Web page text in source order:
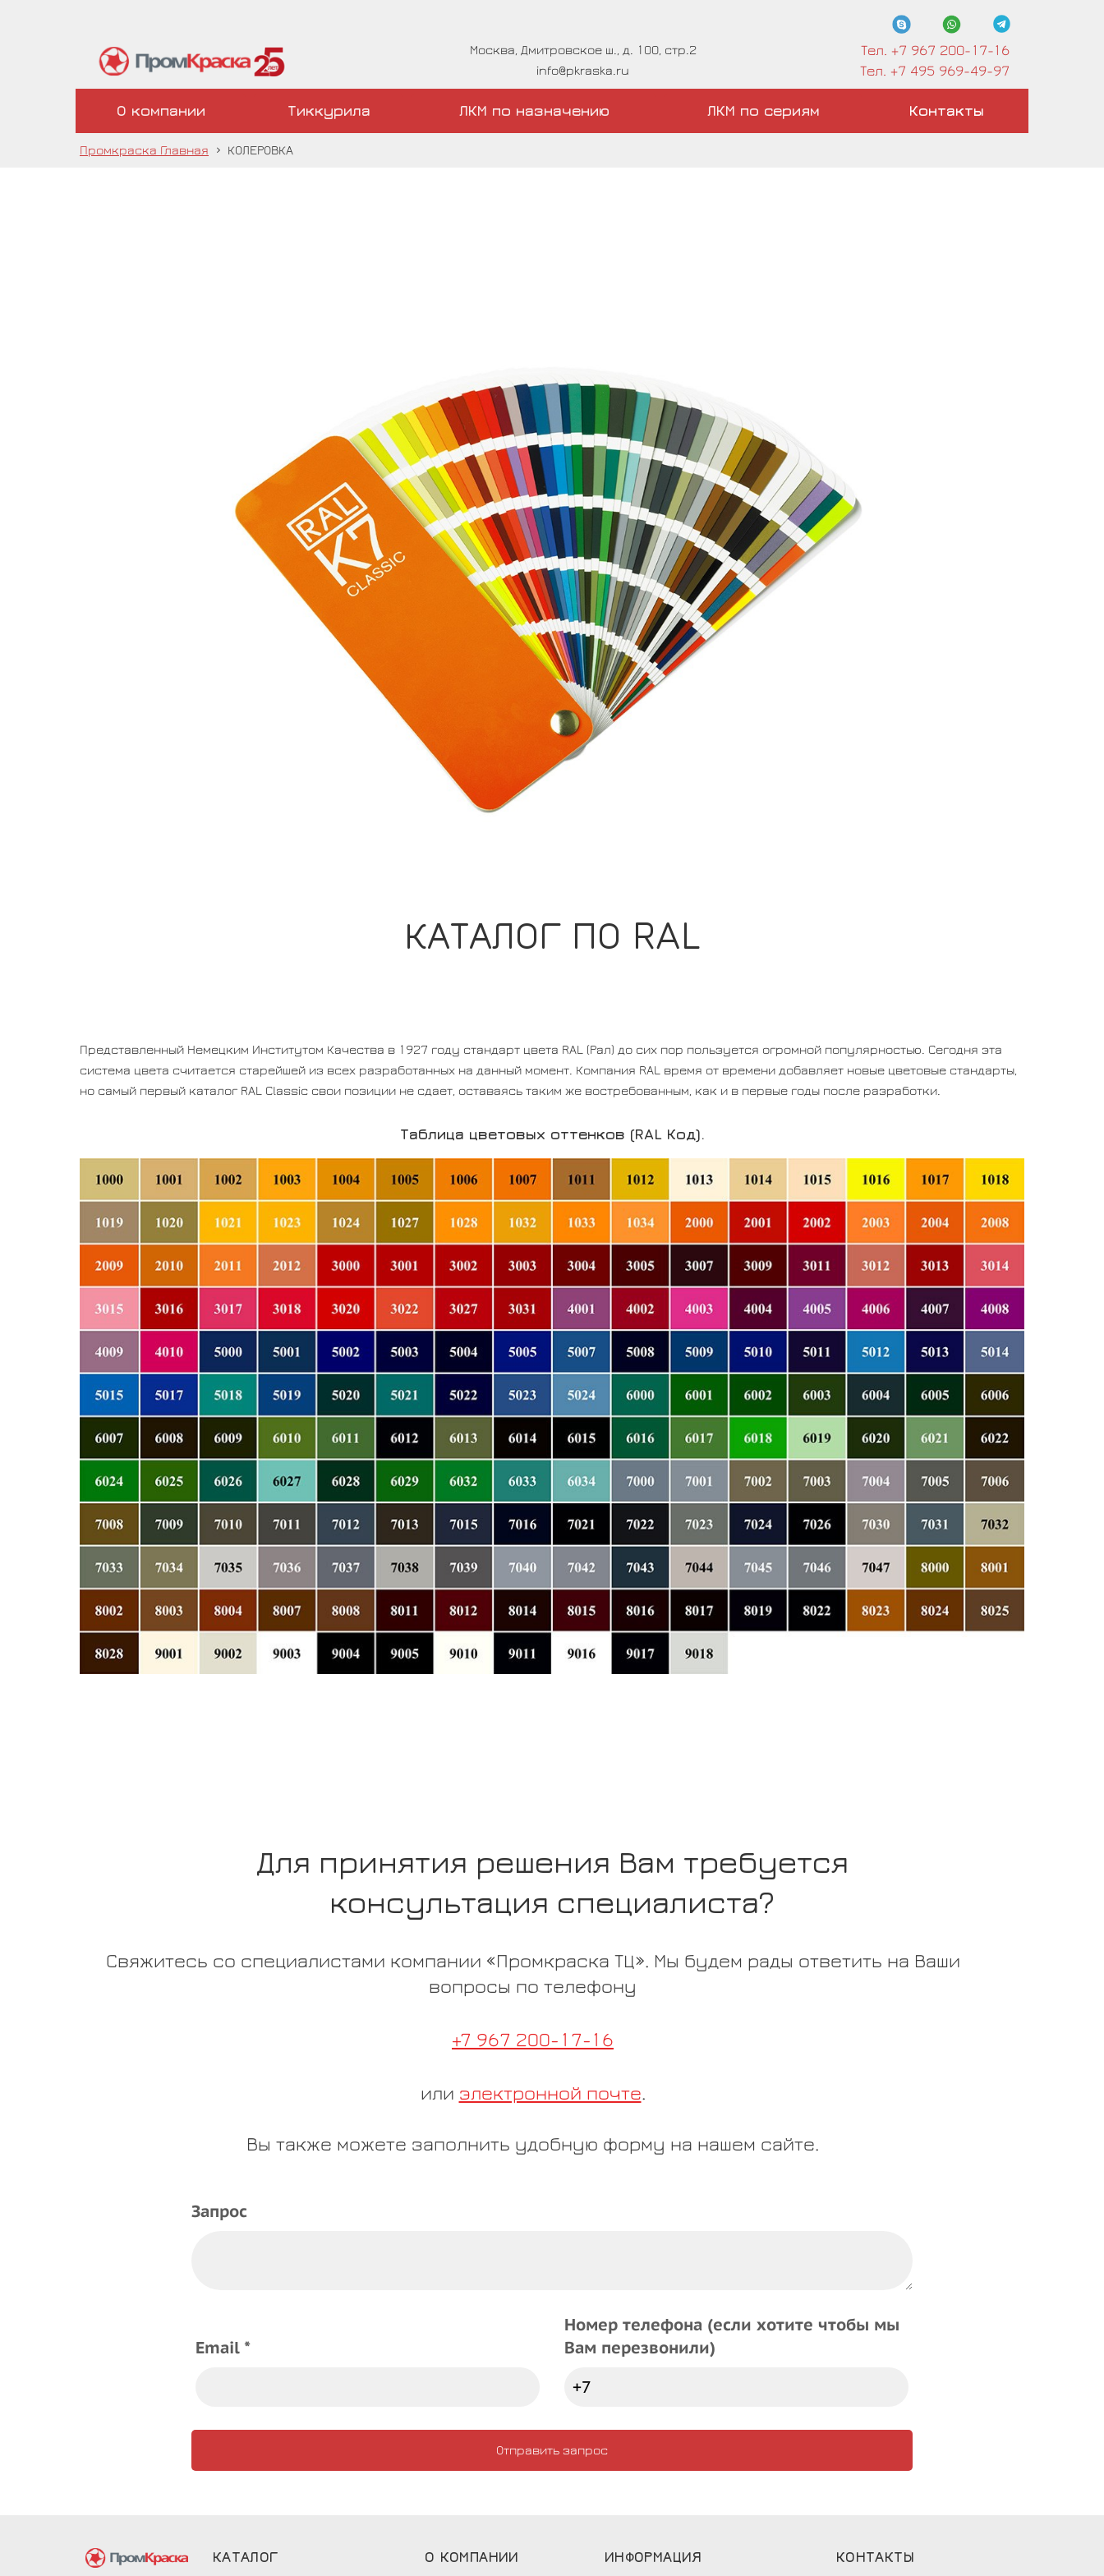
Москва, Дмитровское ш., д. 100, стр.2
info@pkraska.ru
Тел. +7 967 200-17-16
Тел. +7 495 969-49-97
О компании Тиккурила ЛКМ по назначению ЛКМ по сериям Контакты
Промкраска Главная › КОЛЕРОВКА
КАТАЛОГ ПО RAL
Представленный Немецким Институтом Качества в 1927 году стандарт цвета RAL (Рал) до сих пор пользуется огромной популярностью. Сегодня эта
система цвета считается старейшей из всех разработанных на данный момент. Компания RAL время от времени добавляет новые цветовые стандарты,
но самый первый каталог RAL Classic свои позиции не сдает, оставаясь таким же востребованным, как и в первые годы после разработки.
Таблица цветовых оттенков (RAL Код).
Для принятия решения Вам требуется
консультация специалиста?
Свяжитесь со специалистами компании «Промкраска ТЦ». Мы будем рады ответить на Ваши
вопросы по телефону
+7 967 200-17-16
или электронной почте.
Вы также можете заполнить удобную форму на нашем сайте.
Запрос
Email *
Номер телефона (если хотите чтобы мы
Вам перезвонили)
Отправить запрос
КАТАЛОГ О КОМПАНИИ ИНФОРМАЦИЯ КОНТАКТЫ